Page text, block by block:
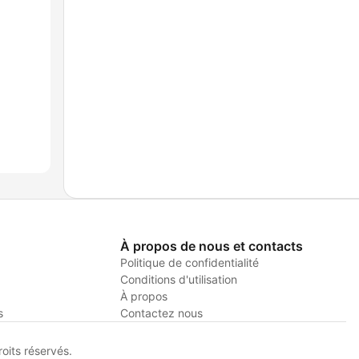
À propos de nous et contacts
Politique de confidentialité
Conditions d'utilisation
À propos
Contactez nous
réservés.